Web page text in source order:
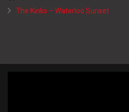
The Kinks – Waterloo Sunset